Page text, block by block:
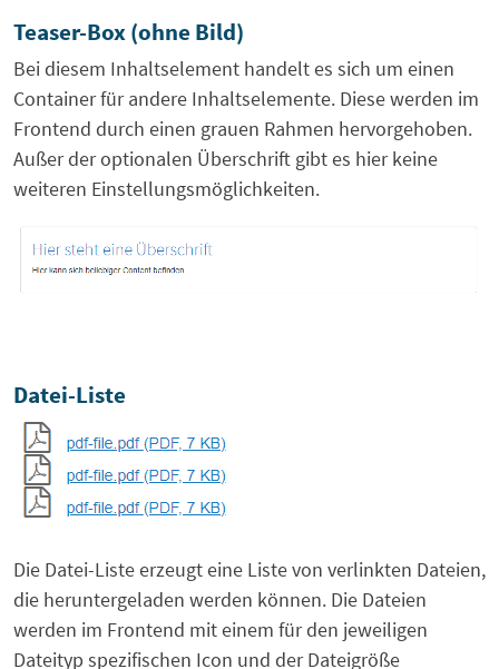
Teaser-Box (ohne Bild)
Bei diesem Inhaltselement handelt es sich um einen
Container für andere Inhaltselemente. Diese werden im
Frontend durch einen grauen Rahmen hervorgehoben.
Außer der optionalen Überschrift gibt es hier keine
weiteren Einstellungsmöglichkeiten.
Datei-Liste
Die Datei-Liste erzeugt eine Liste von verlinkten Dateien,
die heruntergeladen werden können. Die Dateien
werden im Frontend mit einem für den jeweiligen
Dateityp spezifischen Icon und der Dateigröße